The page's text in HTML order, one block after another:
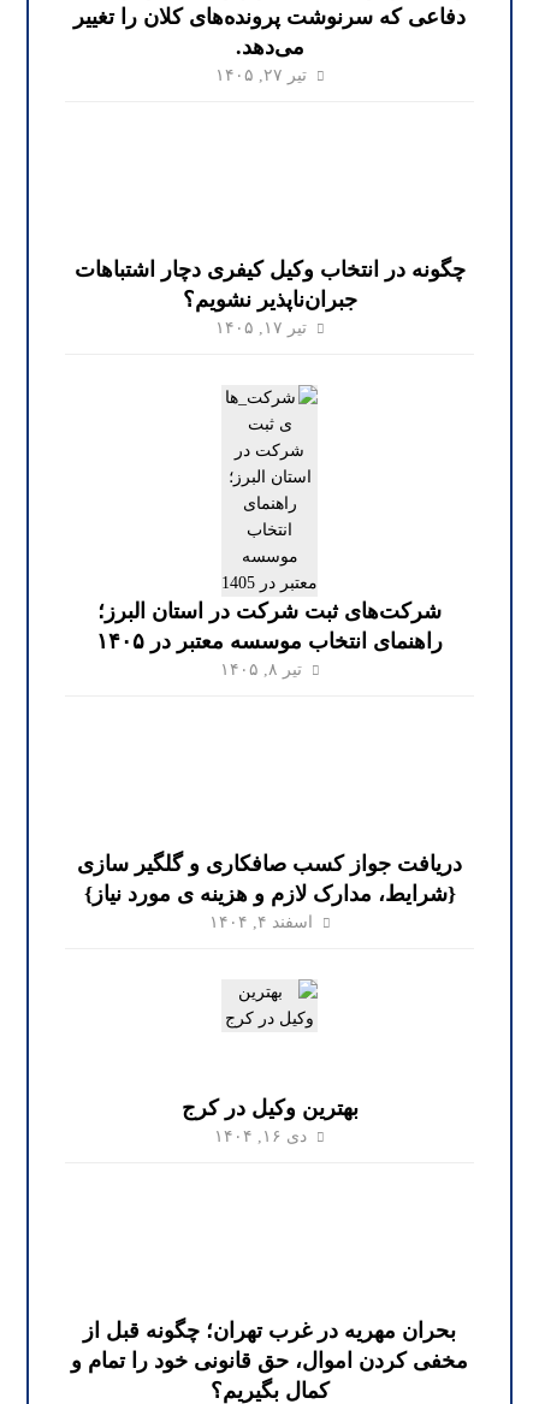
دفاعی که سرنوشت پرونده‌های کلان را تغییر
می‌دهد.
تیر ۲۷, ۱۴۰۵
چگونه در انتخاب وکیل کیفری دچار اشتباهات
جبران‌ناپذیر نشویم؟
تیر ۱۷, ۱۴۰۵
شرکت‌های ثبت شرکت در استان البرز؛
راهنمای انتخاب موسسه معتبر در ۱۴۰۵
تیر ۸, ۱۴۰۵
دریافت جواز کسب صافکاری و گلگیر سازی
{شرایط، مدارک لازم و هزینه ی مورد نیاز}
اسفند ۴, ۱۴۰۴
بهترین وکیل در کرج
دی ۱۶, ۱۴۰۴
بحران مهریه در غرب تهران؛ چگونه قبل از
مخفی کردن اموال، حق قانونی خود را تمام و
کمال بگیریم؟